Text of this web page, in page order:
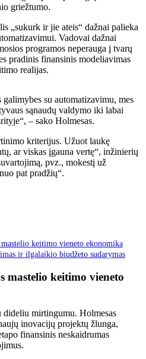
griežtumo.
„sukurk ir jie ateis“ dažnai palieka
Vadovai dažnai
programos neperauga į tvarų
pradinis finansinis modeliavimas
realijas.
su automatizavimu, mes
sąnaudų valdymo iki labai
– sako Holmesas.
kriterijus. Užuot laukę
ar viskas įgauna vertę“, inžinierių
pvz., mokestį už
pat pradžių“.
keitimo vieneto ekonomika
ir ilgalaikio biudžeto sudarymas
mastelio keitimo vieneto
mirtingumu. Holmesas
inovacijų projektų žlunga,
finansinis neskaidrumas